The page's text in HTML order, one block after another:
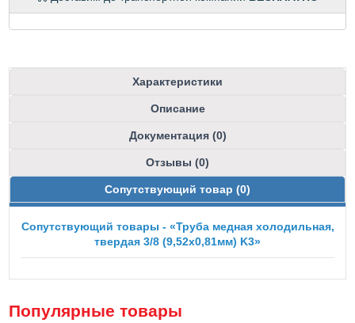
Характеристики
Описание
Документация (0)
Отзывы (0)
Сопутствующий товар (0)
Сопутствующий товары - «Труба медная холодильная,
твердая 3/8 (9,52х0,81мм) K3»
Популярные товары